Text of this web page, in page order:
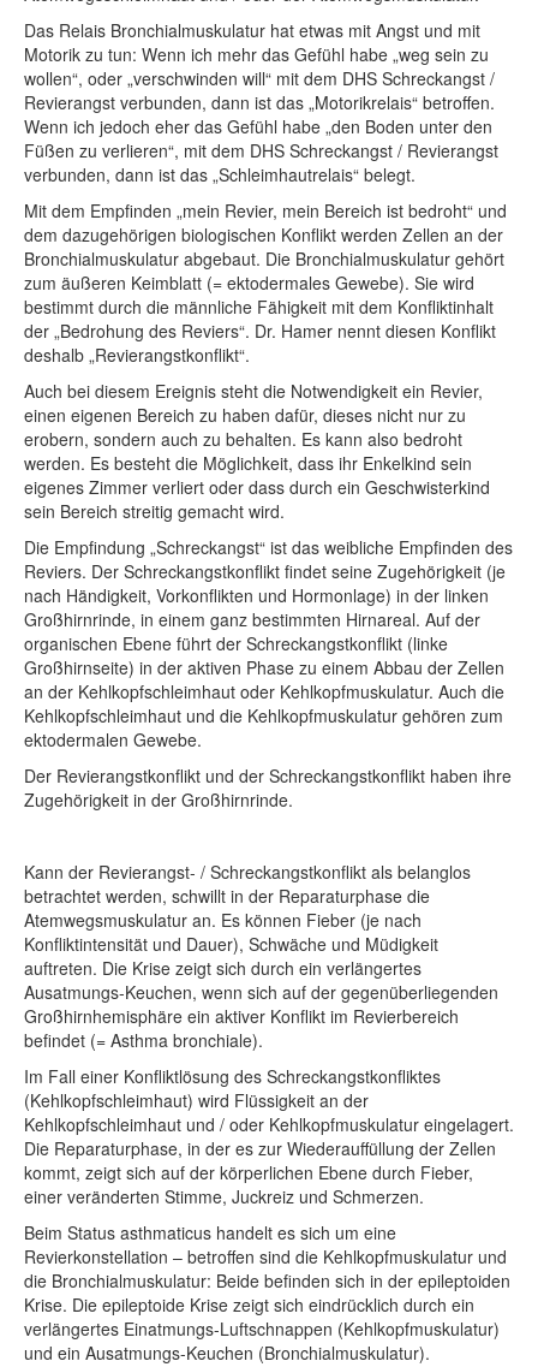
Das Relais Bronchialmuskulatur hat etwas mit Angst und mit
Motorik zu tun: Wenn ich mehr das Gefühl habe „weg sein zu
wollen“, oder „verschwinden will“ mit dem DHS Schreckangst /
Revierangst verbunden, dann ist das „Motorikrelais“ betroffen.
Wenn ich jedoch eher das Gefühl habe „den Boden unter den
Füßen zu verlieren“, mit dem DHS Schreckangst / Revierangst
verbunden, dann ist das „Schleimhautrelais“ belegt.
Mit dem Empfinden „mein Revier, mein Bereich ist bedroht“ und
dem dazugehörigen biologischen Konflikt werden Zellen an der
Bronchialmuskulatur abgebaut. Die Bronchialmuskulatur gehört
zum äußeren Keimblatt (= ektodermales Gewebe). Sie wird
bestimmt durch die männliche Fähigkeit mit dem Konfliktinhalt
der „Bedrohung des Reviers“. Dr. Hamer nennt diesen Konflikt
deshalb „Revierangstkonflikt“.
Auch bei diesem Ereignis steht die Notwendigkeit ein Revier,
einen eigenen Bereich zu haben dafür, dieses nicht nur zu
erobern, sondern auch zu behalten. Es kann also bedroht
werden. Es besteht die Möglichkeit, dass ihr Enkelkind sein
eigenes Zimmer verliert oder dass durch ein Geschwisterkind
sein Bereich streitig gemacht wird.
Die Empfindung „Schreckangst“ ist das weibliche Empfinden des
Reviers. Der Schreckangstkonflikt findet seine Zugehörigkeit (je
nach Händigkeit, Vorkonflikten und Hormonlage) in der linken
Großhirnrinde, in einem ganz bestimmten Hirnareal. Auf der
organischen Ebene führt der Schreckangstkonflikt (linke
Großhirnseite) in der aktiven Phase zu einem Abbau der Zellen
an der Kehlkopfschleimhaut oder Kehlkopfmuskulatur. Auch die
Kehlkopfschleimhaut und die Kehlkopfmuskulatur gehören zum
ektodermalen Gewebe.
Der Revierangstkonflikt und der Schreckangstkonflikt haben ihre
Zugehörigkeit in der Großhirnrinde.
Kann der Revierangst- / Schreckangstkonflikt als belanglos
betrachtet werden, schwillt in der Reparaturphase die
Atemwegsmuskulatur an. Es können Fieber (je nach
Konfliktintensität und Dauer), Schwäche und Müdigkeit
auftreten. Die Krise zeigt sich durch ein verlängertes
Ausatmungs-Keuchen, wenn sich auf der gegenüberliegenden
Großhirnhemisphäre ein aktiver Konflikt im Revierbereich
befindet (= Asthma bronchiale).
Im Fall einer Konfliktlösung des Schreckangstkonfliktes
(Kehlkopfschleimhaut) wird Flüssigkeit an der
Kehlkopfschleimhaut und / oder Kehlkopfmuskulatur eingelagert.
Die Reparaturphase, in der es zur Wiederauffüllung der Zellen
kommt, zeigt sich auf der körperlichen Ebene durch Fieber,
einer veränderten Stimme, Juckreiz und Schmerzen.
Beim Status asthmaticus handelt es sich um eine
Revierkonstellation – betroffen sind die Kehlkopfmuskulatur und
die Bronchialmuskulatur: Beide befinden sich in der epileptoiden
Krise. Die epileptoide Krise zeigt sich eindrücklich durch ein
verlängertes Einatmungs-Luftschnappen (Kehlkopfmuskulatur)
und ein Ausatmungs-Keuchen (Bronchialmuskulatur).